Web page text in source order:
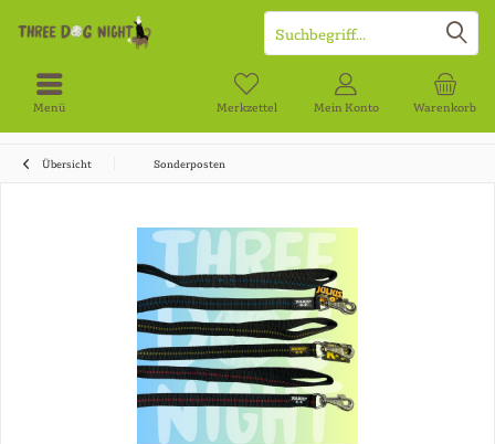
Menü Warenkorb
Merkzettel Mein Konto
Übersicht Sonderposten